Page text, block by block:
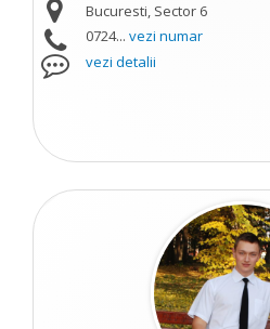
Bucuresti, Sector 6
0724... vezi numar
vezi detalii